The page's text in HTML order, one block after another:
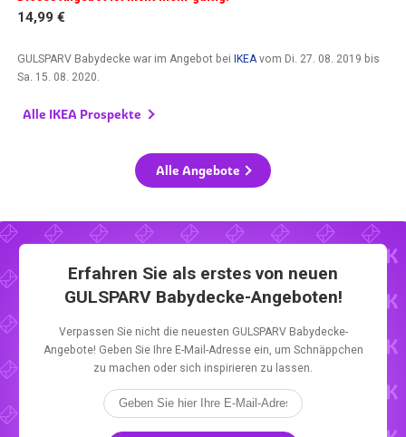
14,99 €
GULSPARV Babydecke war im Angebot beiIKEA vom Di. 27. 08. 2019 bis
Sa. 15. 08. 2020
Alle IKEA Prospekte
Alle Angebote
Erfahren Sie als erstes von neuen
GULSPARV Babydecke-Angeboten!
Verpassen Sie nicht die neuesten GULSPARV Babydecke-
Angebote! Geben Sie Ihre E-Mail-Adresse ein, um Schnäppchen
zu machen oder sich inspirieren zu lassen.